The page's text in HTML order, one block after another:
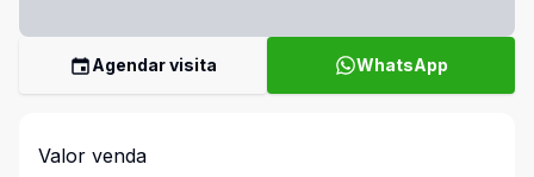
Agendar visita WhatsApp
Valor venda